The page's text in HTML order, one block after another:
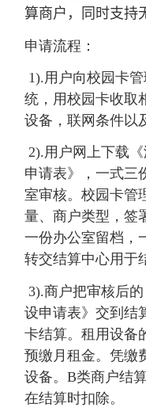
算商户，同时支持
申请流程：
1).用户向校园卡
统，用校园卡收取
设备，联网条件以
2).用户网上下载
申请表》，一式三
室审核。校园卡管
量、商户类型，签
一份办公室留档，
转交结算中心用于
3).商户把审核后
设申请表》交到结
卡结算。租用设备
预缴月租金。凭缴
设备。B类商户结
在结算时扣除。